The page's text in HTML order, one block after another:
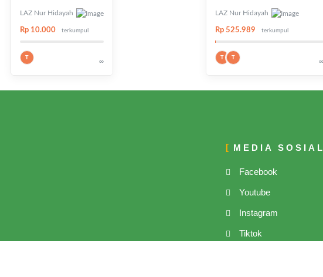
LAZ Nur Hidayah
Rp 10.000 terkumpul
T ∞
LAZ Nur Hidayah
Rp 525.989 terkumpul
T T ∞
MEDIA SOSIAL
Facebook
Youtube
Instagram
Tiktok